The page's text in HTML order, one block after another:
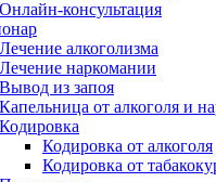
Онлайн-консультация
Лечение алкоголизма
Лечение наркомании
Вывод из запоя
Капельница от алкоголя и
Кодировка
Кодировка от алкоголя
Кодировка от